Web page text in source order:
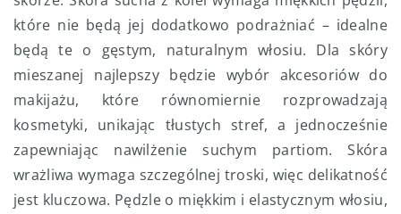
które nie będą jej dodatkowo podrażniać – idealne
będą te o gęstym, naturalnym włosiu. Dla skóry
mieszanej najlepszy będzie wybór akcesoriów do
makijażu, które równomiernie rozprowadzają
kosmetyki, unikając tłustych stref, a jednocześnie
zapewniając nawilżenie suchym partiom. Skóra
wrażliwa wymaga szczególnej troski, więc delikatność
jest kluczowa. Pędzle o miękkim i elastycznym włosiu,